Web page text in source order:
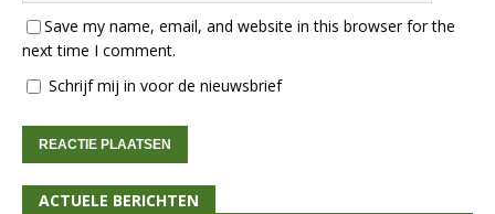
Save my name, email, and website in this browser for the
next time I comment.
Schrijf mij in voor de nieuwsbrief
ACTUELE BERICHTEN